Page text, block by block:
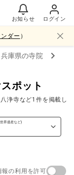
お知らせ ログイン
ダー ）
兵庫県の寺院
ポット
浄寺など1件を掲載し
界遺産など)
報の利用を許可